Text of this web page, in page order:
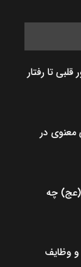
تا رفتار
معنوی در
(عج) چه
وظایف